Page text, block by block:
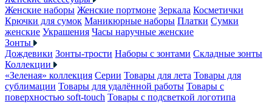
Женские наборы Женские портмоне Зеркала Косметички
Крючки для сумок Маникюрные наборы Платки Сумки
женские Украшения Часы наручные женские
Зонты
Дождевики Зонты-трости Наборы с зонтами Складные зонты
Коллекции
«Зеленая» коллекция Серии Товары для лета Товары для
сублимации Товары для удалённой работы Товары с
поверхностью soft-touch Товары с подсветкой логотипа